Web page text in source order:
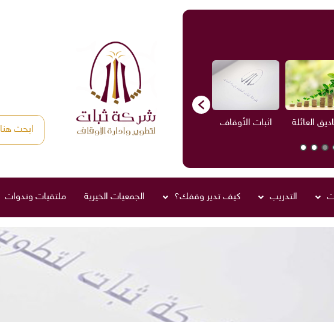
العائلة اثبات الأوقاف الاستشارات ادارة الأوقاف صناديق العائلة
التدريب كيف تدير وقفك؟ الجمعيات الخيرية ملتقيات وندوات